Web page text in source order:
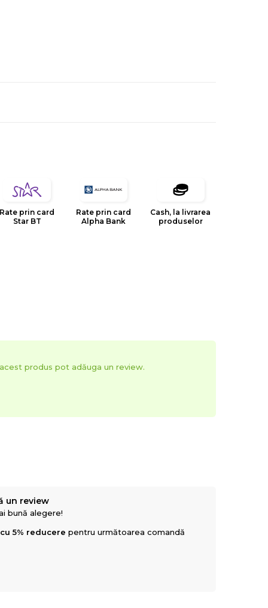
Rate prin card
Star BT
Rate prin card
Alpha Bank
Cash, la livrarea
produselor
produs pot adăuga un review.
un review
bună alegere!
5% reducere pentru următoarea comandă